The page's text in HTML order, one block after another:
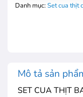
Danh mục: Set cua thịt
Mô tả sản
SET CUA THỊT